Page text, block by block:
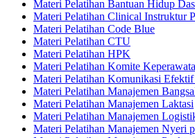
Materi Pelatihan Bantuan Hidup
Materi Pelatihan Clinical Instruktur
Materi Pelatihan Code Blue
Materi Pelatihan CTU
Materi Pelatihan HPK
Materi Pelatihan Komite
Materi Pelatihan Komunikasi
Materi Pelatihan Manajemen
Materi Pelatihan Manajemen Laktasi
Materi Pelatihan Manajemen
Materi Pelatihan Manajemen Nyeri